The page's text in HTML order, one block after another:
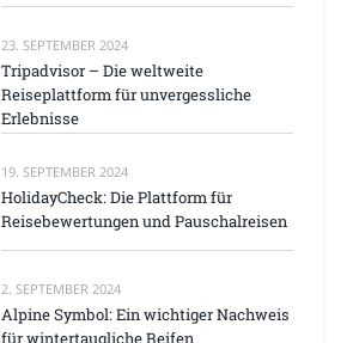
23. SEPTEMBER 2024
Tripadvisor – Die weltweite
Reiseplattform für unvergessliche
Erlebnisse
19. SEPTEMBER 2024
HolidayCheck: Die Plattform für
Reisebewertungen und Pauschalreisen
2. SEPTEMBER 2024
Alpine Symbol: Ein wichtiger Nachweis
für wintertaugliche Reifen